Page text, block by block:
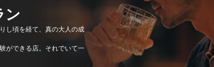
ン
し頃を経て、真の大人の成
ができる店。それでいて一